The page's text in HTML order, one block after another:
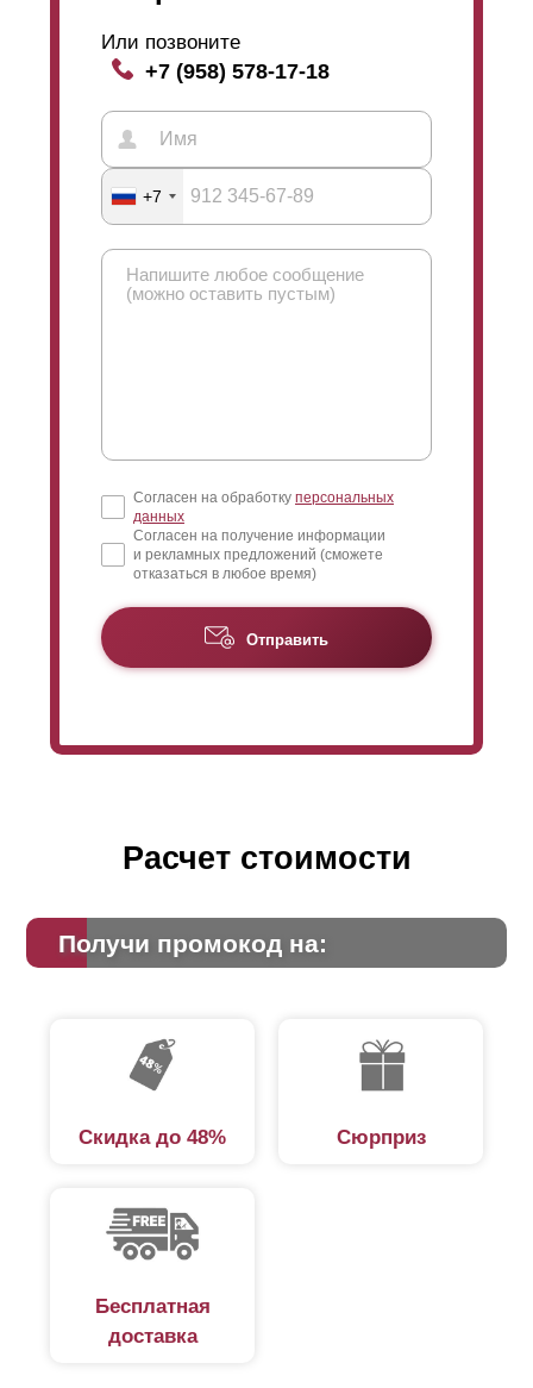
ставят, например, между двух участков или в других
случаях, когда необходим презентабельный вид с
соответственно, имеет лицевую сторону (для улицы)
и изнаночную (для двора). Так можно сэкономить,
потому что стали на односторонний забор требуется
меньше (см. рисунок профиля).
Или позвоните
+7 (958) 578-17-18
+7
Согласен на обработку персональных
данных
Согласен на получение информации
и рекламных предложений (сможете
отказаться в любое время)
Отправить
Расчет стоимости
Получи промокод на:
Скидка до 48% Сюрприз
Бесплатная
доставка